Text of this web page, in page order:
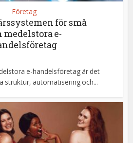
Företag
för små
medelstora e-
e-handelsföretag är det
struktur, automatisering och...